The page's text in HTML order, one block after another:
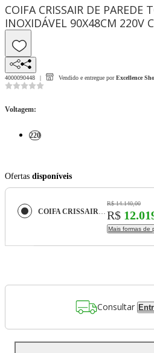
COIFA CRISSAIR DE PAREDE
INOXIDÁVEL 90X48CM 220V
4000090448 Vendido e entregue por Excellence
Voltagem:
220
Ofertas disponíveis
COIFA CRISSAIR DE PAREDE TOUCH EM AÇO INOXIDÁVEL 90X48CM 220V CRR089G3INOX
R$ 14.140,00
R$
Mais formas de
Consultar